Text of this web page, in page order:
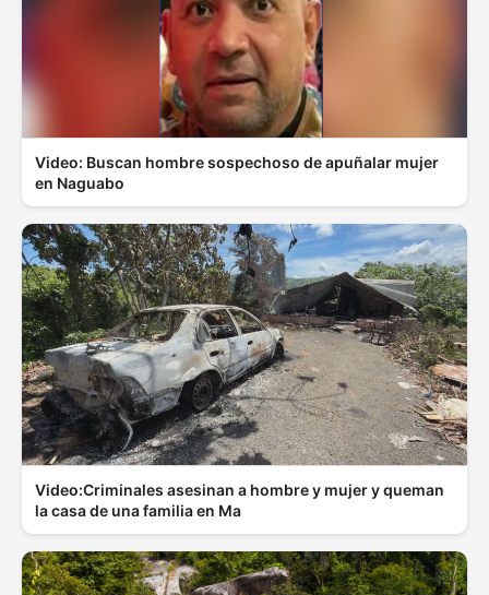
Video: Buscan hombre sospechoso de apuñalar mujer
en Naguabo
Video:Criminales asesinan a hombre y mujer y queman
la casa de una familia en Ma